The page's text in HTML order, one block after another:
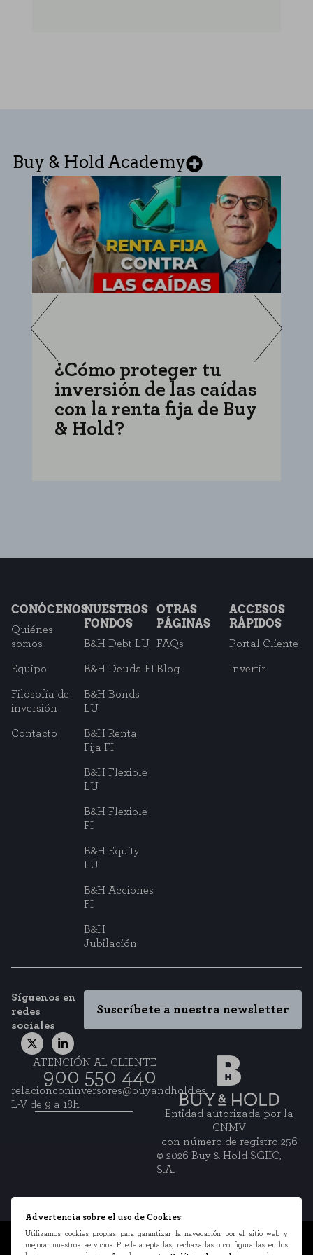
Buy & Hold Academy
¿Cómo proteger tu
inversión de las caídas
con la renta fija de Buy
& Hold?
CONÓCENOS
Quiénes
somos
Equipo
Filosofía de
inversión
Contacto
NUESTROS
FONDOS
B&H Debt LU
B&H Deuda FI
B&H Bonds
LU
B&H Renta
Fija FI
B&H Flexible
LU
B&H Flexible
FI
B&H Equity
LU
B&H Acciones
FI
B&H
Jubilación
OTRAS
PÁGINAS
FAQs
Blog
ACCESOS
RÁPIDOS
Portal Cliente
Invertir
Síguenos en
redes
sociales
Suscríbete a nuestra newsletter
ATENCIÓN AL CLIENTE
900 550 440
relacionconinversores@buyandhold.es
L-V de 9 a 18h
Entidad autorizada por la
CNMV
con número de registro 256
© 2026 Buy & Hold SGIIC,
S.A.
Información legal
Advertencia sobre el uso de Cookies:
Utilizamos cookies propias para garantizar la navegación por el sitio web y
mejorar nuestros servicios. Puede aceptarlas, rechazarlas o configurarlas en los